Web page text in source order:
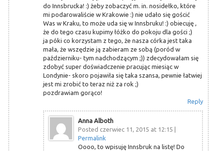
do Innsbrucka! :) żeby zobaczyć m. in. nosidełko, które
mi podarowaliście w Krakowie :) nie udało się gościć
Was w Kraku, to może uda się w Innsbruku! :) obiecuję ,
że do tego czasu kupimy łóżko do pokoju dla gości ;)
ja póki co korzystam z tego, że nasza córka jest taka
mała, że wszędzie ją zabieram ze sobą (poród w
październiku- tym nadchodzącym ;)) zdecydowałam się
zdobyć super doświadczenie pracując miesiąc w
Londynie- skoro pojawiła się taka szansa, pewnie łatwiej
jest mi zrobić to teraz niż za rok ;)
pozdrawiam gorąco!
Reply
Anna Alboth
Posted czerwiec 11, 2015 at 12:15
Permalink
Oooo, to wpisuję Innsbruk na listę! Do